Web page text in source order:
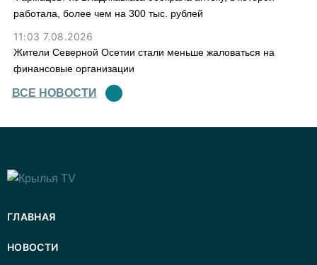
работала, более чем на 300 тыс. рублей
11:03 7.08.2026
Жители Северной Осетии стали меньше жаловаться на
финансовые организации
ВСЕ НОВОСТИ
ГЛАВНАЯ
НОВОСТИ